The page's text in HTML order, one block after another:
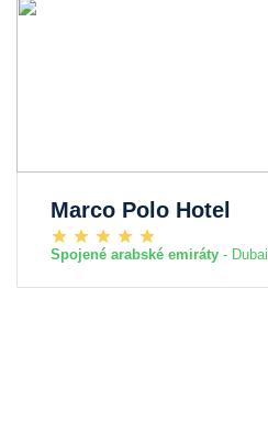
Marco Polo Hotel
Spojené arabské emiráty - Dubai